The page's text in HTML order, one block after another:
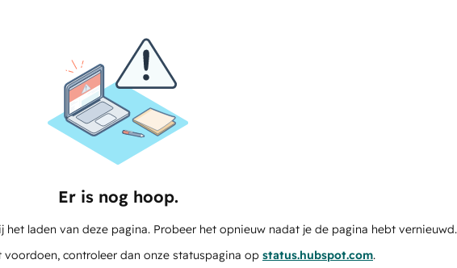
Er is nog hoop.
laden van deze pagina. Probeer het opnieuw nadat je de pagina hebt vernieuwd.
controleer dan onze statuspagina op status.hubspot.com.